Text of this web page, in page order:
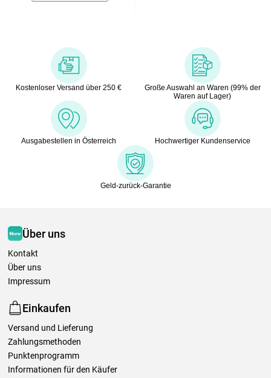
Kostenloser Versand über 250 €
Große Auswahl an Waren (99% der
Waren auf Lager)
Ausgabestellen in Österreich Hochwertiger Kundenservice
Geld-zurück-Garantie
Über uns
Kontakt
Über uns
Impressum
Einkaufen
Versand und Lieferung
Zahlungsmethoden
Punktenprogramm
Informationen für den Käufer